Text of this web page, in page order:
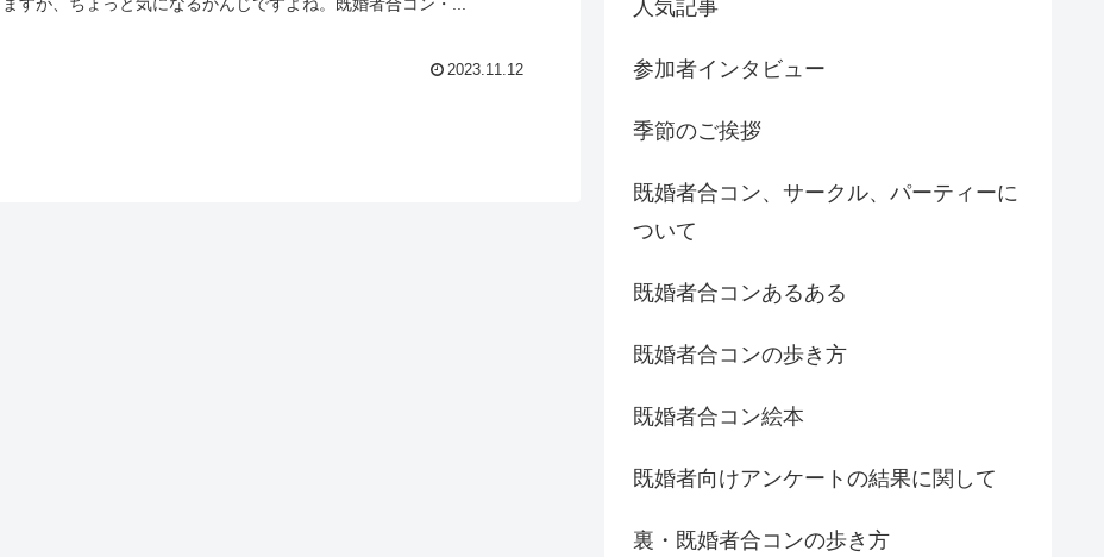
2023.11.12
人気記事
参加者インタビュー
季節のご挨拶
既婚者合コン、サークル、パーティーに
ついて
既婚者合コンあるある
既婚者合コンの歩き方
既婚者合コン絵本
既婚者向けアンケートの結果に関して
裏・既婚者合コンの歩き方